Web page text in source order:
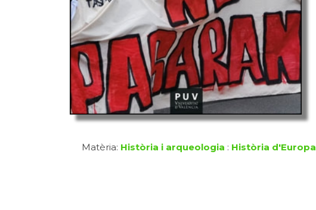
Matèria: Història i arqueologia : Història d'Europa